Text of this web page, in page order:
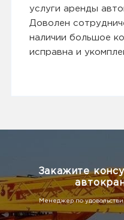
услуги аренды
Доволен
наличии большое
исправна и
Закажите
Менеджер по